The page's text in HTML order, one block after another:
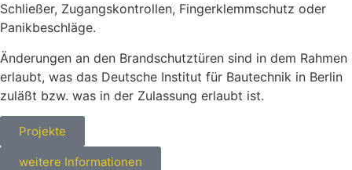
Schließer, Zugangskontrollen, Fingerklemmschutz oder
Panikbeschläge.
Änderungen an den Brandschutztüren sind in dem Rahmen
erlaubt, was das Deutsche Institut für Bautechnik in Berlin
zuläßt bzw. was in der Zulassung erlaubt ist.
Projekte
weitere Informationen